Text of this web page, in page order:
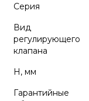
Серия
Вид
регулирующего
клапана
H, мм
Гарантийные